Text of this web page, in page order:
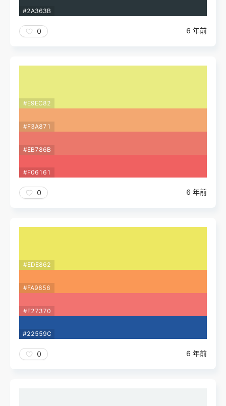
#2A363B
0 6 年前
#E9EC82
#F3A871
#EB786B
#F06161
0 6 年前
#EDE862
#FA9856
#F27370
#22559C
0 6 年前